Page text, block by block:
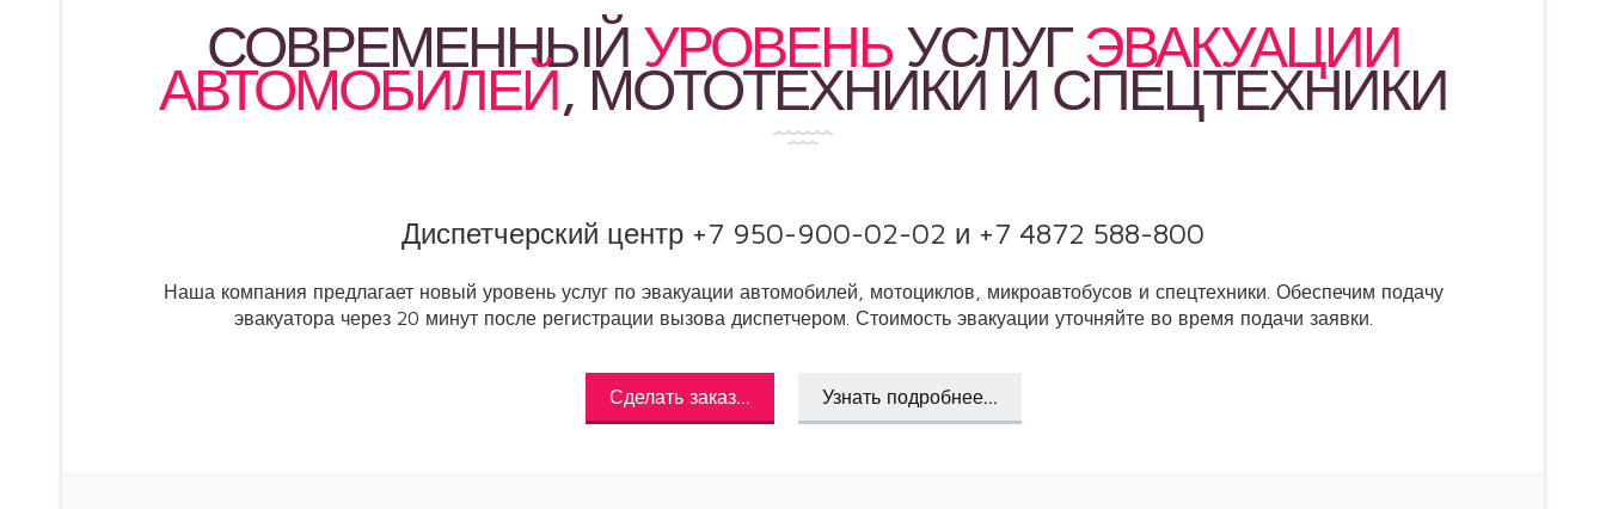
СОВРЕМЕННЫЙ УРОВЕНЬУСЛУГЭВАКУАЦИИ
АВТОМОБИЛЕЙ, МОТОТЕХНИКИ И СПЕЦТЕХНИКИ
Диспетчерский центр +7 950-900-02-02 и +7 4872 588-800
Наша компания предлагает новый уровень услуг по эвакуации автомобилей, мотоциклов, микроавтобусов и спецтехники. Обеспечим подачу
эвакуатора через 20 минут после регистрации вызова диспетчером. Стоимость эвакуации уточняйте во время подачи заявки.
Сделать заказ... Узнать подробнее...